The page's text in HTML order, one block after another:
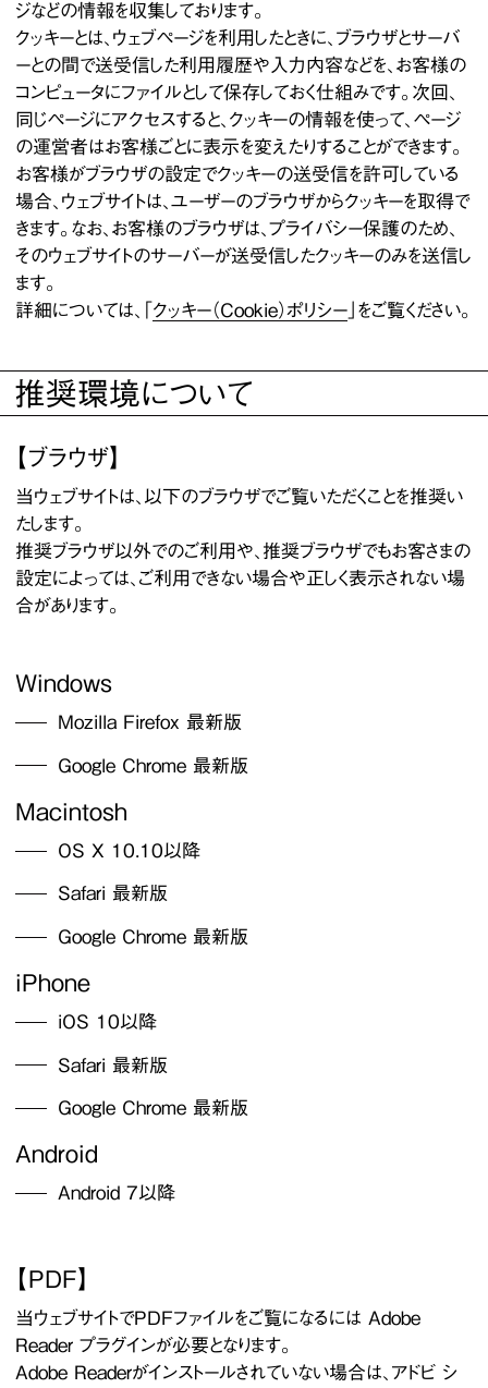
ジなどの情報を収集しております。
クッキーとは、ウェブページを利用したときに、ブラウザとサーバ
ーとの間で送受信した利用履歴や入力内容などを、お客様の
コンピュータにファイルとして保存しておく仕組みです。次回、
同じページにアクセスすると、クッキーの情報を使って、ページ
の運営者はお客様ごとに表示を変えたりすることができます。
お客様がブラウザの設定でクッキーの送受信を許可している
場合、ウェブサイトは、ユーザーのブラウザからクッキーを取得で
きます。なお、お客様のブラウザは、プライバシー保護のため、
そのウェブサイトのサーバーが送受信したクッキーのみを送信し
ます。
詳細については、「 クッキー（Cookie）ポリシー 」をご覧ください。
推奨環境について
【ブラウザ】
当ウェブサイトは、以下のブラウザでご覧いただくことを推奨い
たします。
推奨ブラウザ以外でのご利用や、推奨ブラウザでもお客さまの
設定によっては、ご利用できない場合や正しく表示されない場
合があります。
Windows
Mozilla Firefox 最新版
Google Chrome 最新版
Macintosh
OS X 10.10以降
Safari 最新版
Google Chrome 最新版
iPhone
iOS 10以降
Safari 最新版
Google Chrome 最新版
Android
Android 7以降
【PDF】
当ウェブサイトでPDFファイルをご覧になるには Adobe
Reader プラグインが必要となります。
Adobe Readerがインストールされていない場合は、アドビ シ